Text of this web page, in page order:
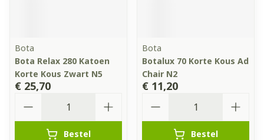
Bota
Bota Relax 280 Katoen
Korte Kous Zwart N5
€ 25,70
Bestel
Bota
Botalux 70 Korte Kous Ad
Chair N2
€ 11,20
Bestel